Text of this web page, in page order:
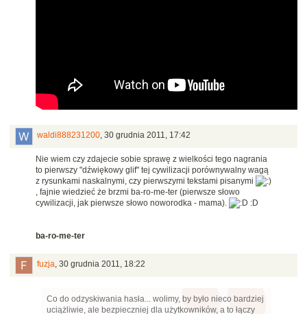
waldi888231200, 30 grudnia 2011, 17:42
Nie wiem czy zdajecie sobie sprawę z wielkości tego nagrania
to pierwszy "dźwiękowy glif" tej cywilizacji porównywalny wagą
z rysunkami naskalnymi, czy pierwszymi tekstami pisanymi
, fajnie wiedzieć że brzmi ba-ro-me-ter (pierwsze słowo
cywilizacji, jak pierwsze słowo noworodka - mama).
:D
ba-ro-me-ter
fuzja, 30 grudnia 2011, 18:22
Co do odzyskiwania hasła... wolimy, by było nieco bardziej
uciążliwie, ale bezpieczniej dla użytkowników, a to łączy